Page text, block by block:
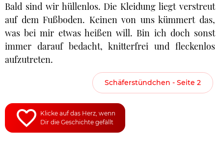
Bald sind wir hüllenlos. Die Kleidung liegt verstreut
auf dem Fußboden. Keinen von uns kümmert das,
was bei mir etwas heißen will. Bin ich doch sonst
immer darauf bedacht, knitterfrei und fleckenlos
aufzutreten.
Schäferstündchen - Seite 2
Klicke auf das Herz, wenn
Dir die Geschichte gefällt